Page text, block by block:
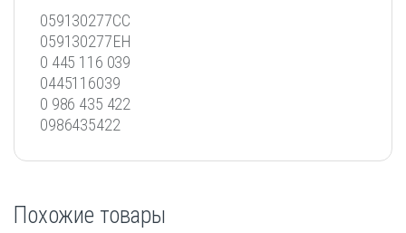
059130277CC
059130277EH
0 445 116 039
0445116039
0 986 435 422
0986435422
Похожие товары